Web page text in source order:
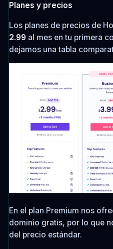
Planes y precios
Los planes de precios de
2.99 al mes en tu primera
dejamos una tabla
En el plan Premium nos
dominio gratis, por lo que
del precio estándar.